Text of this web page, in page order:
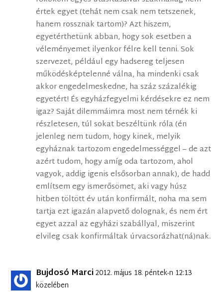
értek egyet (tehát nem csak nem tetszenek,
hanem rossznak tartom)? Azt hiszem,
egyetérthetünk abban, hogy sok esetben a
véleményemet ilyenkor félre kell tenni. Sok
szervezet, például egy hadsereg teljesen
működésképtelenné válna, ha mindenki csak
akkor engedelmeskedne, ha száz százalékig
egyetért! És egyházfegyelmi kérdésekre ez nem
igaz? Saját dilemmáimra most nem térnék ki
részletesen, túl sokat beszéltünk róla (én
jelenleg nem tudom, hogy kinek, melyik
egyháznak tartozom engedelmességgel – de azt
azért tudom, hogy amíg oda tartozom, ahol
vagyok, addig igenis elsősorban annak), de hadd
említsem egy ismerősömet, aki vagy húsz
hitben töltött év után konfirmált, noha ma sem
tartja ezt igazán alapvető dolognak, és nem ért
egyet azzal az egyházi szabállyal, miszerint
elvileg csak konfirmáltak úrvacsorázhat(ná)nak.
Bujdosó Marci2012. május 18. péntek-n 12:13
közelében